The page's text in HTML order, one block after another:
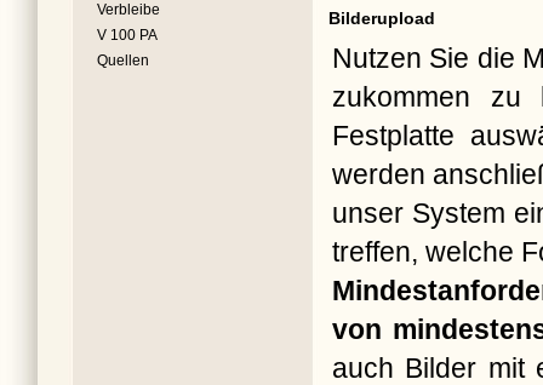
Verbleibe
V 100 PA
Quellen
Bilderupload
Nutzen Sie die
zukommen zu
Festplatte
werden
unser System
treffen, welche
von
auch Bilder mit